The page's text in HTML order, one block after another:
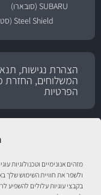
מזהים אנונימיים וטכנולוגיות
ולשפר את חוויית השימוש שלך
בקבצי עוגיות עלולים להשפיע
SUBARU (סובארו)
Steel Shield (סטיל שילד)
הצהרת נגישות,
המשלוחים, החזרת
הפרטיות